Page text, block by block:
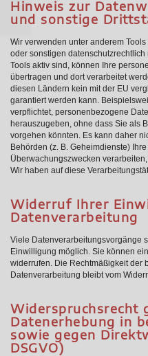
Hinweis zur
und sonstige
Wir verwenden unter anderem
oder sonstigen
Tools aktiv sind, können Ihre
übertragen und dort verarbeitet
diesen Ländern kein mit der EU
garantiert werden kann.
verpflichtet, personenbezogene
herauszugeben, ohne dass Sie als
vorgehen könnten. Es kann daher
Behörden (z. B. Geheimdienste)
Überwachungszwecken
Wir haben auf diese
Widerruf Ihrer
Datenverarbeitung
Viele Datenverarbeitungsvorgänge
Einwilligung möglich. Sie können
widerrufen. Die Rechtmäßigkeit der
Datenverarbeitung bleibt vom
Widerspruchsrecht
Datenerhebung in
sowie gegen
DSGVO)